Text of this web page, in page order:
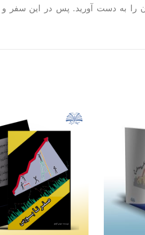
را به دست آورید. پس در این سفر